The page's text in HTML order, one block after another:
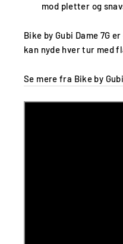
mod pletter og
Bike by Gubi Dame 7G
kan nyde hver tur med
Se mere fra Bike by Gubi